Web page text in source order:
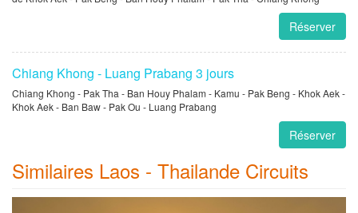
Réserver
Chiang Khong - Luang Prabang 3 jours
Chiang Khong - Pak Tha - Ban Houy Phalam - Kamu - Pak Beng - Khok Aek -
Khok Aek - Ban Baw - Pak Ou - Luang Prabang
Réserver
Similaires Laos - Thailande Circuits